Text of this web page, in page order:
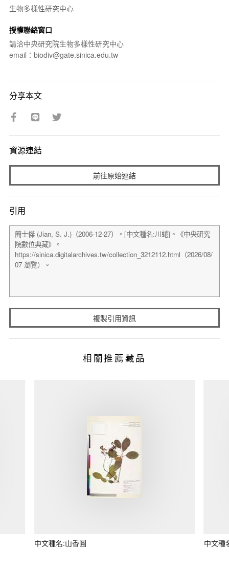
生物多樣性研究中心
授權聯絡窗口
請洽中央研究院生物多樣性研究中心
email：biodiv@gate.sinica.edu.tw
分享本文
資源連結
前往原始連結
引用
複製引用資訊
相關推薦藏品
中文種名:山香圓 中文種